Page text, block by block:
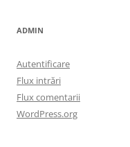
ADMIN
Autentificare
Flux intrări
Flux comentarii
WordPress.org